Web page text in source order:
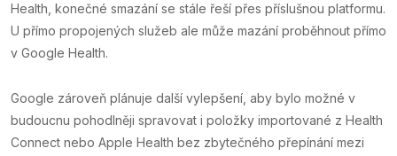
Health, konečné smazání se stále řeší přes příslušnou platformu.
U přímo propojených služeb ale může mazání proběhnout přímo
v Google Health.
Google zároveň plánuje další vylepšení, aby bylo možné v
budoucnu pohodlněji spravovat i položky importované z Health
Connect nebo Apple Health bez zbytečného přepínání mezi